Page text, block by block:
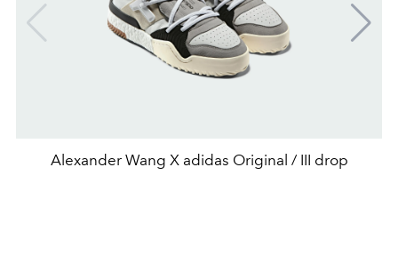
Alexander Wang X adidas Original / III drop